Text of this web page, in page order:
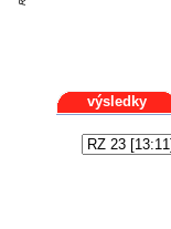
výsledky